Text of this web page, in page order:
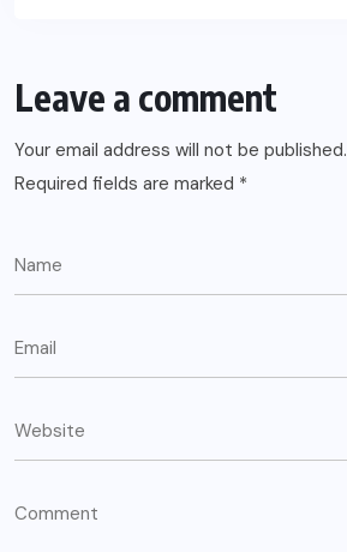
Leave a comment
Your email address will not be published.
Required fields are marked *